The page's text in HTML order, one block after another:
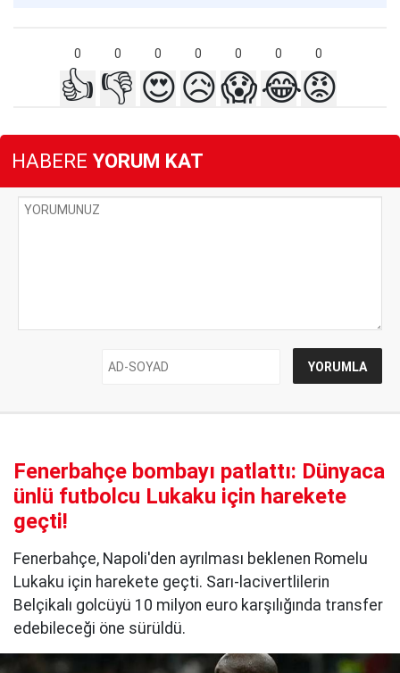
0 0 0 0 0 0 0
👍 👎 😍😥😱😂😡
HABERE YORUM KAT
Fenerbahçe bombayı patlattı: Dünyaca
ünlü futbolcu Lukaku için harekete
geçti!
Fenerbahçe, Napoli'den ayrılması beklenen Romelu
Lukaku için harekete geçti. Sarı-lacivertlilerin
Belçikalı golcüyü 10 milyon euro karşılığında transfer
edebileceği öne sürüldü.